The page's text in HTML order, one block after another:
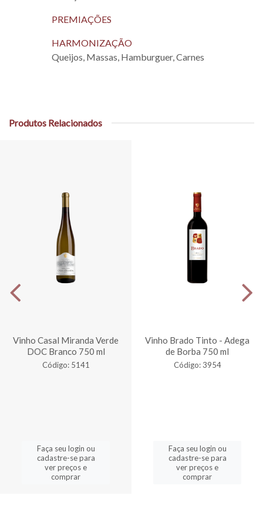
PREMIAÇÕES
HARMONIZAÇÃO
Queijos, Massas, Hamburguer, Carnes
Produtos Relacionados
Vinho Casal Miranda Verde
DOC Branco 750 ml
Código: 5141
Faça seu login ou
cadastre-se para
ver preços e
comprar
Vinho Brado Tinto - Adega
de Borba 750 ml
Código: 3954
Faça seu login ou
cadastre-se para
ver preços e
comprar